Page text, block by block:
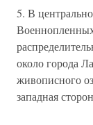
5. В
около города
живописного
западная